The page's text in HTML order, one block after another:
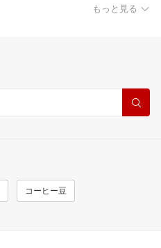
もっと見る
コーヒー豆